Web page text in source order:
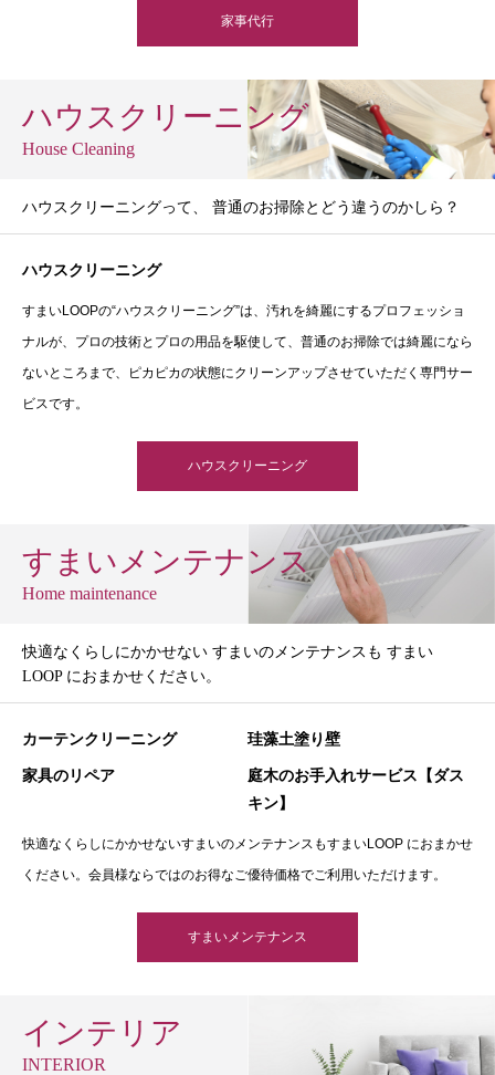
家事代行
ハウスクリーニング
House Cleaning
ハウスクリーニングって、 普通のお掃除とどう違うのかしら？
ハウスクリーニング
すまいLOOPの“ハウスクリーニング”は、汚れを綺麗にするプロフェッショ
ナルが、プロの技術とプロの用品を駆使して、普通のお掃除では綺麗になら
ないところまで、ピカピカの状態にクリーンアップさせていただく専門サー
ビスです。
ハウスクリーニング
すまいメンテナンス
Home maintenance
快適なくらしにかかせない すまいのメンテナンスも すまい
LOOP におまかせください。
カーテンクリーニング 珪藻土塗り壁
家具のリペア
庭木のお手入れサービス【ダス
キン】
快適なくらしにかかせないすまいのメンテナンスもすまいLOOP におまかせ
ください。会員様ならではのお得なご優待価格でご利用いただけます。
すまいメンテナンス
インテリア
INTERIOR